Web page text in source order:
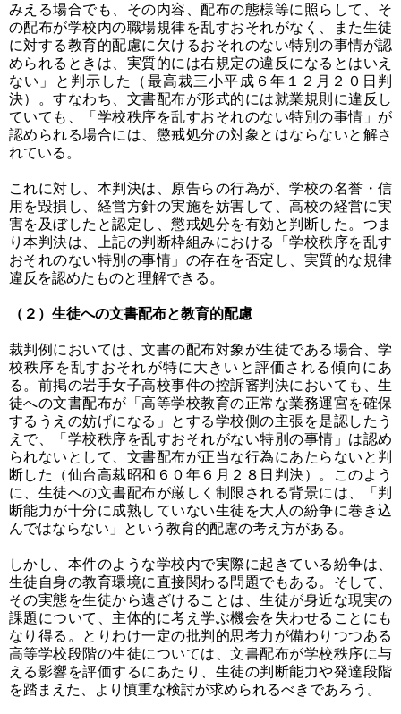
みえる場合でも、その内容、配布の態様等に照らして、そ
の配布が学校内の職場規律を乱すおそれがなく、また生徒
に対する教育的配慮に欠けるおそれのない特別の事情が認
められるときは、実質的には右規定の違反になるとはいえ
ない」と判示した（最高裁三小平成６年１２月２０日判
決）。すなわち、文書配布が形式的には就業規則に違反し
ていても、「学校秩序を乱すおそれのない特別の事情」が
認められる場合には、懲戒処分の対象とはならないと解さ
れている。
これに対し、本判決は、原告らの行為が、学校の名誉・信
用を毀損し、経営方針の実施を妨害して、高校の経営に実
害を及ぼしたと認定し、懲戒処分を有効と判断した。つま
り本判決は、上記の判断枠組みにおける「学校秩序を乱す
おそれのない特別の事情」の存在を否定し、実質的な規律
違反を認めたものと理解できる。
（２）生徒への文書配布と教育的配慮
裁判例においては、文書の配布対象が生徒である場合、学
校秩序を乱すおそれが特に大きいと評価される傾向にあ
る。前掲の岩手女子高校事件の控訴審判決においても、生
徒への文書配布が「高等学校教育の正常な業務運宮を確保
するうえの妨げになる」とする学校側の主張を是認したう
えで、「学校秩序を乱すおそれがない特別の事情」は認め
られないとして、文書配布が正当な行為にあたらないと判
断した（仙台高裁昭和６０年６月２８日判決）。このよう
に、生徒への文書配布が厳しく制限される背景には、「判
断能力が十分に成熟していない生徒を大人の紛争に巻き込
んではならない」という教育的配慮の考え方がある。
しかし、本件のような学校内で実際に起きている紛争は、
生徒自身の教育環境に直接関わる問題でもある。そして、
その実態を生徒から遠ざけることは、生徒が身近な現実の
課題について、主体的に考え学ぶ機会を失わせることにも
なり得る。とりわけ一定の批判的思考力が備わりつつある
高等学校段階の生徒については、文書配布が学校秩序に与
える影響を評価するにあたり、生徒の判断能力や発達段階
を踏まえた、より慎重な検討が求められるべきであろう。